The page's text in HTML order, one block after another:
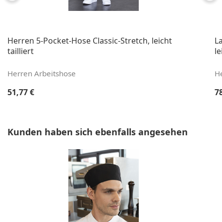
Herren 5-Pocket-Hose Classic-Stretch, leicht
tailliert
Herren Arbeitshose
Regulärer Preis:
51,77 €
Produktgalerie überspringen
Kunden haben sich ebenfalls angesehen